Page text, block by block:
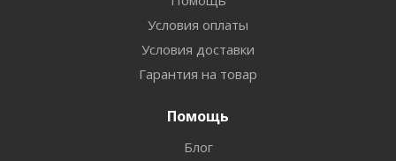
Условия оплаты
Условия доставки
Гарантия на товар
Помощь
Блог